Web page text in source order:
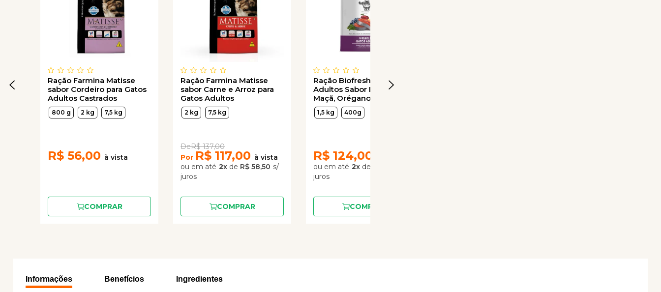
Ração Farmina Matisse
sabor Cordeiro para Gatos
Adultos Castrados
800 g 2 kg 7,5 kg
R$ 56,00
COMPRAR
Ração Farmina Matisse
sabor Carne e Arroz para
Gatos Adultos
2 kg 7,5 kg
R$ 137,00
R$ 117,00
2x de R$ 58,50
COMPRAR
Ração Biofresh para Gatos
Adultos Sabor Frango,
Maçã, Orégano e
Blueberry
1,5 kg 400g
R$ 124,00
2x de
COMPRAR
Informações Benefícios Ingredientes